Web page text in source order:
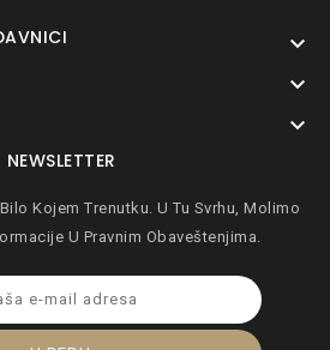



NEWSLETTER
Kojem Trenutku. U Tu Svrhu, Molimo
U Pravnim Obaveštenjima.